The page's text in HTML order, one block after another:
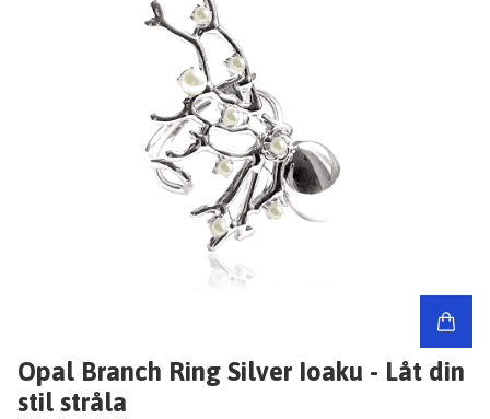
Opal Branch Ring Silver Ioaku - Låt din
stil stråla